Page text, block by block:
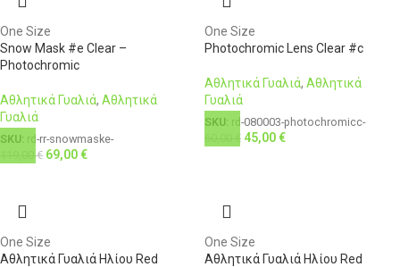
One Size
Snow Mask #e Clear –
Photochromic
Αθλητικά Γυαλιά, Αθλητικά
Γυαλιά
SKU: rd-rr-snowmaske-
119,00€ 69,00€
One Size
Photochromic Lens Clear #c
Αθλητικά Γυαλιά, Αθλητικά
Γυαλιά
SKU: rd-080003-photochromicc-
€ 45,00€
One Size
Αθλητικά Γυαλιά Ηλίου Red
One Size
Αθλητικά Γυαλιά Ηλίου Red